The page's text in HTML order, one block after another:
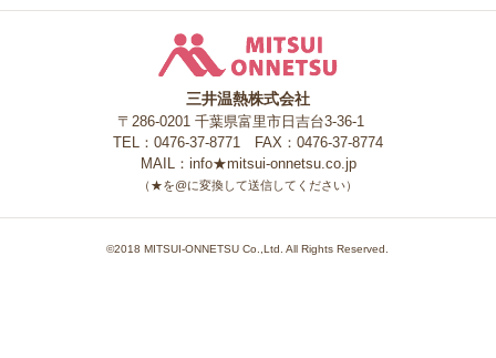
三井温熱株式会社
〒286-0201 千葉県富里市日吉台3-36-1
TEL：0476-37-8771 FAX：0476-37-8774
MAIL：info★mitsui-onnetsu.co.jp
（★を@に変換して送信してください）
©2018 MITSUI-ONNETSU Co.,Ltd. All Rights Reserved.